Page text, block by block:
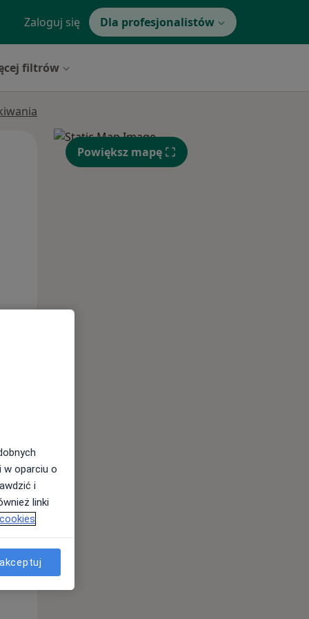
Zaloguj się Dla profesjonalistów
filtrów
Wt, Śr,
Pon,
Powiększ mapę
w oparciu o
i
linki